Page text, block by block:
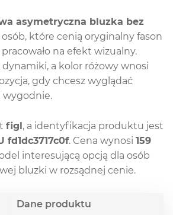
asymetryczna bluzka bez
które cenią oryginalny fason
na efekt wizualny.
a kolor różowy wnosi
gdy chcesz wyglądać
wygodnie.
figl , a identyfikacja produktu jest
fd1dc3717c0f. Cena wynosi 159
interesującą opcją dla osób
bluzki w rozsądnej cenie.
Dane produktu